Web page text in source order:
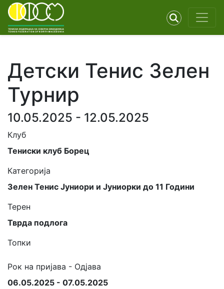
Детски Тенис Зелен
Турнир
10.05.2025 - 12.05.2025
Клуб
Тениски клуб Борец
Категорија
Зелен Тенис Јуниори и Јуниорки до 11 Години
Терен
Тврда подлога
Топки
Рок на пријава - Одјава
06.05.2025 - 07.05.2025